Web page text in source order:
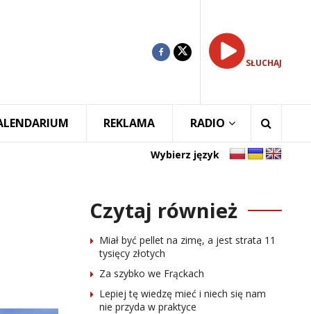
SŁUCHAJ
REKLAMA RADIO
Wybierz język
Czytaj również
Miał być pellet na zimę, a jest strata 11
tysięcy złotych
Za szybko we Frąckach
Lepiej tę wiedzę mieć i niech się nam
nie przyda w praktyce